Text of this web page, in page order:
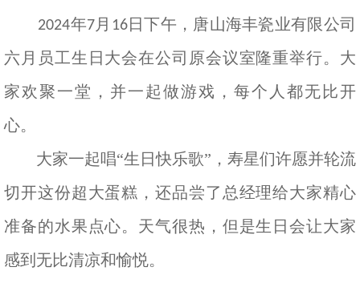
2024年7 月 16日下午，唐山海丰瓷业有限公司
六月员工生日大会在公司原会议室隆重举行。大
家欢聚一堂，并一起做游戏，每个人都无比开
心。
大家一起唱“生日快乐歌”，寿星们许愿并轮流
切开这份超大蛋糕，还品尝了总经理给大家精心
准备的水果点心。天气很热，但是生日会让大家
感到无比清凉和愉悦。